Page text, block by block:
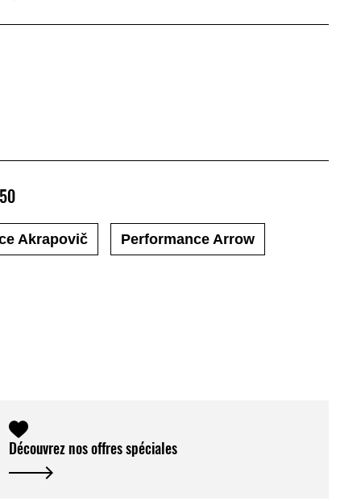
Akrapovič Performance Arrow
Découvrez nos offres spéciales